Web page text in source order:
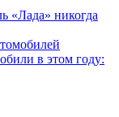
«Лада» никогда
в этом году: